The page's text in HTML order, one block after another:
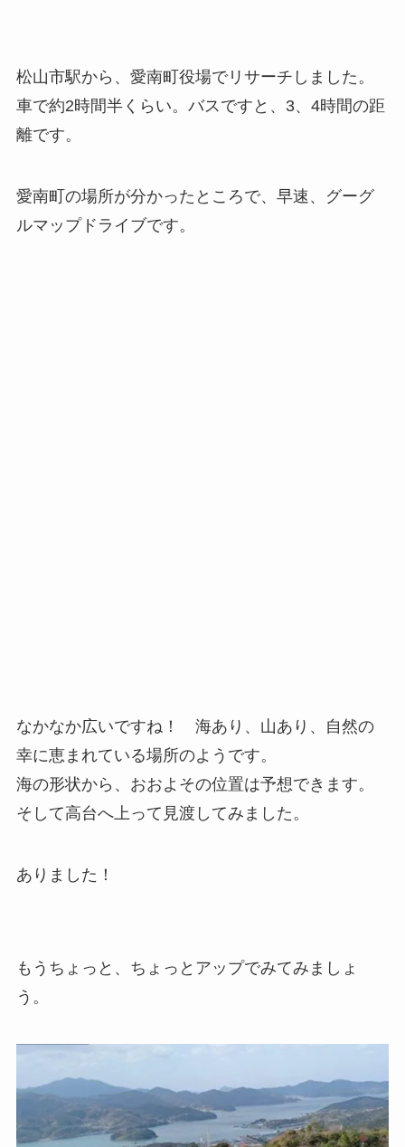
松山市駅から、愛南町役場でリサーチしました。
車で約2時間半くらい。バスですと、3、4時間の距
離です。
愛南町の場所が分かったところで、早速、グーグ
ルマップドライブです。
なかなか広いですね！ 海あり、山あり、自然の
幸に恵まれている場所のようです。
海の形状から、おおよその位置は予想できます。
そして高台へ上って見渡してみました。
ありました！
もうちょっと、ちょっとアップでみてみましょ
う。